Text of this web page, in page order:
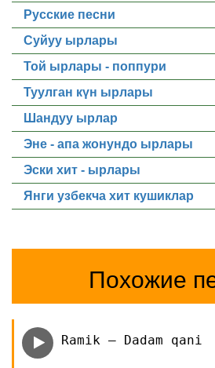
Русские песни
Суйуу ырлары
Той ырлары - поппури
Туулган күн ырлары
Шандуу ырлар
Эне - апа жонундо ырлары
Эски хит - ырлары
Янги узбекча хит кушиклар
Похожие
Ramik — Dadam qani